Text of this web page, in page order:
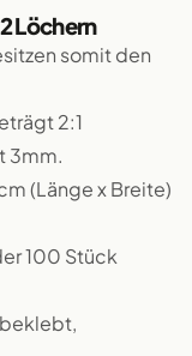
Löchern
somit den
2:1
3mm.
(Länge x Breite)
100 Stück
beklebt,